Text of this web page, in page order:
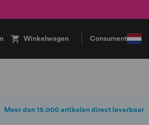
Winkelwagen Consument
Meer dan 15.000 artikelen direct leverbaar